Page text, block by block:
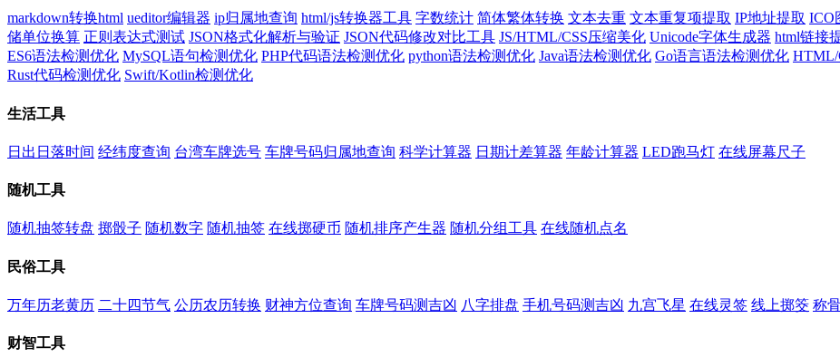
markdown转换html ueditor编辑器 ip归属地查询 html/js转换器工具 字数统计 简体繁体转换 文本去重 文本重复项提取 IP地址提取 ICO
储单位换算 正则表达式测试 JSON格式化解析与验证 JSON代码修改对比工具 JS/HTML/CSS压缩美化 Unicode字体生成器 html链接
ES6语法检测优化 MySQL语句检测优化 PHP代码语法检测优化 python语法检测优化 Java语法检测优化 Go语言语法检测优化 HTML/
Rust代码检测优化 Swift/Kotlin检测优化
生活工具
日出日落时间 经纬度查询 台湾车牌选号 车牌号码归属地查询 科学计算器 日期计差算器 年龄计算器 LED跑马灯 在线屏幕尺子
随机工具
随机抽签转盘 掷骰子 随机数字 随机抽签 在线掷硬币 随机排序产生器 随机分组工具 在线随机点名
民俗工具
万年历老黄历 二十四节气 公历农历转换 财神方位查询 车牌号码测吉凶 八字排盘 手机号码测吉凶 九宫飞星 在线灵签 线上掷筊 称
财智工具